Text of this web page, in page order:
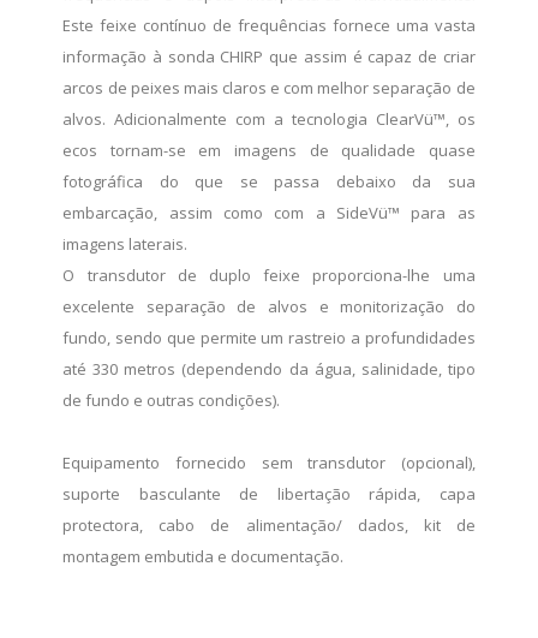
Este feixe contínuo de frequências fornece uma vasta
informação à sonda CHIRP que assim é capaz de criar
arcos de peixes mais claros e com melhor separação de
alvos. Adicionalmente com a tecnologia ClearVü™, os
ecos tornam-se em imagens de qualidade quase
fotográfica do que se passa debaixo da sua
embarcação, assim como com a SideVü™ para as
imagens laterais.
O transdutor de duplo feixe proporciona-lhe uma
excelente separação de alvos e monitorização do
fundo, sendo que permite um rastreio a profundidades
até 330 metros (dependendo da água, salinidade, tipo
de fundo e outras condições).
Equipamento fornecido sem transdutor (opcional),
suporte basculante de libertação rápida, capa
protectora, cabo de alimentação/ dados, kit de
montagem embutida e documentação.